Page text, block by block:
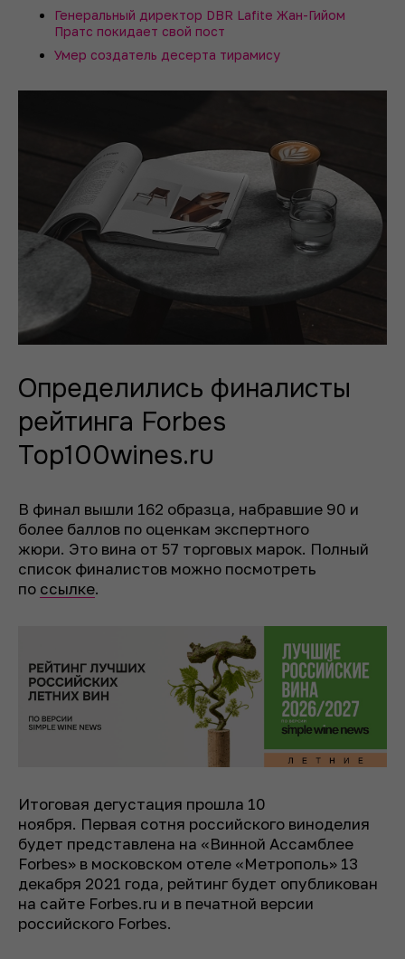
Генеральный директор DBR Lafite Жан-Гийом
Пратс покидает свой пост
Умер создатель десерта тирамису
Определились финалисты
рейтинга Forbes
Top100wines.ru
В финал вышли 162 образца, набравшие 90 и
более баллов по оценкам экспертного
жюри. Это вина от 57 торговых марок. Полный
список финалистов можно посмотреть
по ссылке.
Итоговая дегустация прошла 10
ноября. Первая сотня российского виноделия
будет представлена на «Винной Ассамблее
Forbes» в московском отеле «Метрополь» 13
декабря 2021 года, рейтинг будет опубликован
на сайте Forbes.ru и в печатной версии
российского Forbes.